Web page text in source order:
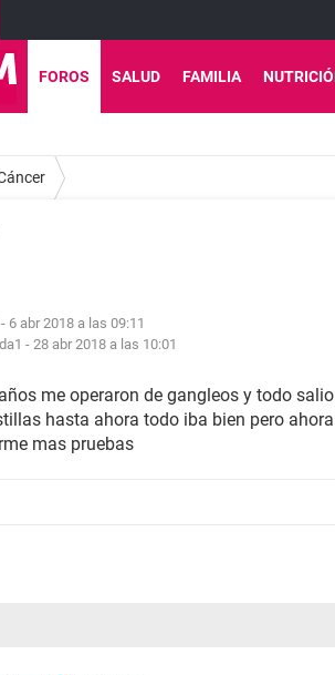
FOROS SALUD FAMILIA
- 6 abr 2018 a las 09:11
-28 abr 2018 a las 10:01
me operaron de gangleos y todo
hasta ahora todo iba bien pero
mas pruebas